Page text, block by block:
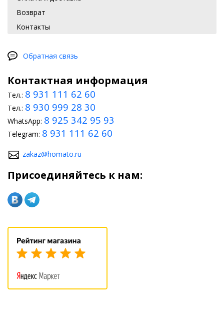
Возврат
Контакты
Обратная связь
Контактная информация
Тел.: 8 931 111 62 60
Тел.: 8 930 999 28 30
WhatsApp: 8 925 342 95 93
Telegram: 8 931 111 62 60
zakaz@homato.ru
Присоединяйтесь к нам: